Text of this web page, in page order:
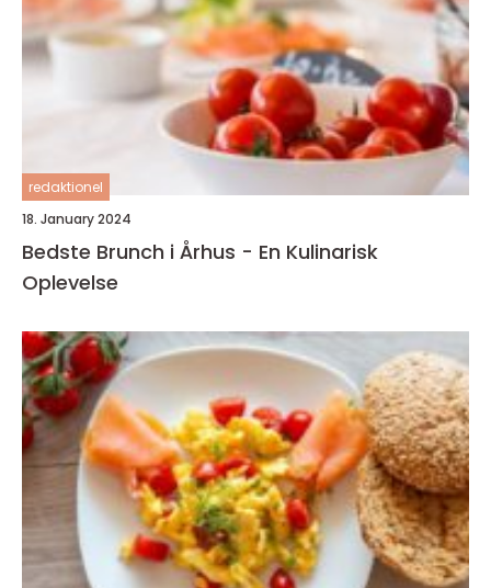
redaktionel
18. January 2024
Bedste Brunch i Århus - En Kulinarisk
Oplevelse